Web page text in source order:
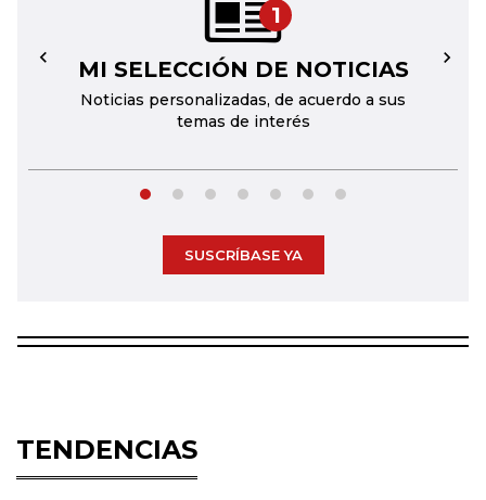
1
MI SELECCIÓN DE NOTICIAS
Noticias personalizadas, de acuerdo a sus
temas de interés
← →
SUSCRÍBASE YA
TENDENCIAS